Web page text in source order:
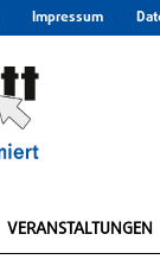
Impressum
VERANSTALTUNGEN